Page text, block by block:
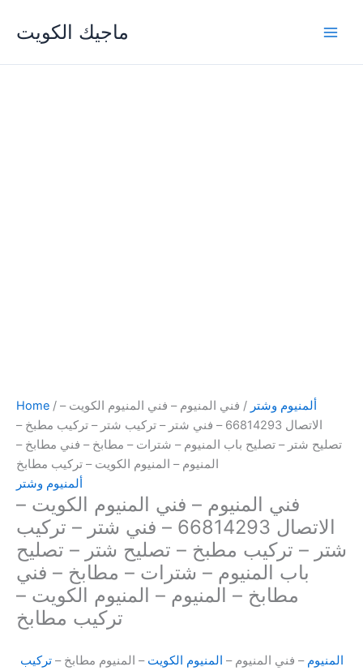
content
ماجيك الكويت
Home / ألمنيوم وشتر / فني المنيوم – فني المنيوم الكويت –
الاتصال 66814293 – فني شتر – تركيب شتر – تركيب مطبخ –
تصليح شتر – تصليح باب المنيوم – شترات – مطابخ – فني مطابخ –
المنيوم – المنيوم الكويت – تركيب مطابخ
ألمنيوم وشتر
فني المنيوم – فني المنيوم الكويت –
الاتصال 66814293 – فني شتر – تركيب
شتر – تركيب مطبخ – تصليح شتر – تصليح
باب المنيوم – شترات – مطابخ – فني
مطابخ – المنيوم – المنيوم الكويت –
تركيب مطابخ
المنيوم – فني المنيوم – المنيوم الكويت – المنيوم مطابخ –تركيب